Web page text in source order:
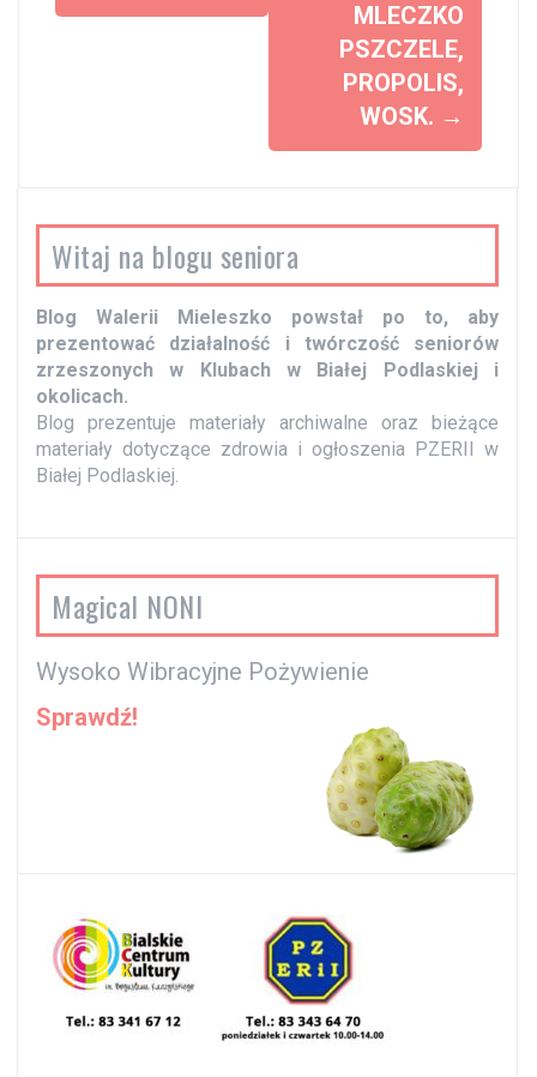
a
s
y
MLECZKO
PSZCZELE,
PROPOLIS,
WOSK. →
Witaj na blogu seniora
Blog Walerii Mieleszko powstał po to, aby
prezentować działalność i twórczość seniorów
zrzeszonych w Klubach w Białej Podlaskiej i
okolicach.
Blog prezentuje materiały archiwalne oraz bieżące
materiały dotyczące zdrowia i ogłoszenia PZERII w
Białej Podlaskiej.
Magical NONI
Wysoko Wibracyjne Pożywienie
Sprawdź!